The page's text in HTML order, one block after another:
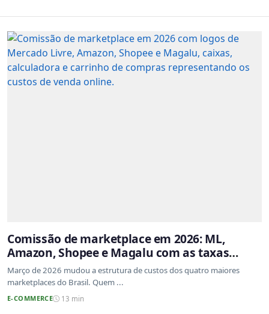
Comissão de marketplace em 2026: ML,
Amazon, Shopee e Magalu com as taxas
atualizadas
Março de 2026 mudou a estrutura de custos dos quatro maiores
marketplaces do Brasil. Quem ...
E-COMMERCE 13 min